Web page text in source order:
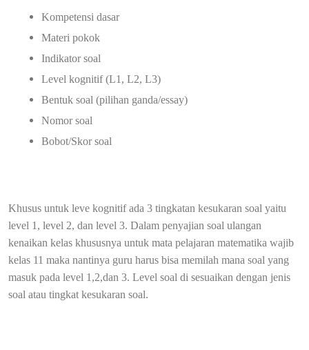
Kompetensi dasar
Materi pokok
Indikator soal
Level kognitif (L1, L2, L3)
Bentuk soal (pilihan ganda/essay)
Nomor soal
Bobot/Skor soal
Khusus untuk leve kognitif ada 3 tingkatan kesukaran soal yaitu
level 1, level 2, dan level 3. Dalam penyajian soal ulangan
kenaikan kelas khususnya untuk mata pelajaran matematika wajib
kelas 11 maka nantinya guru harus bisa memilah mana soal yang
masuk pada level 1,2,dan 3. Level soal di sesuaikan dengan jenis
soal atau tingkat kesukaran soal.